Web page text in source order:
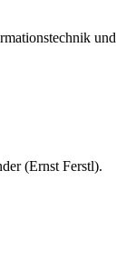
(Ernst Ferstl).